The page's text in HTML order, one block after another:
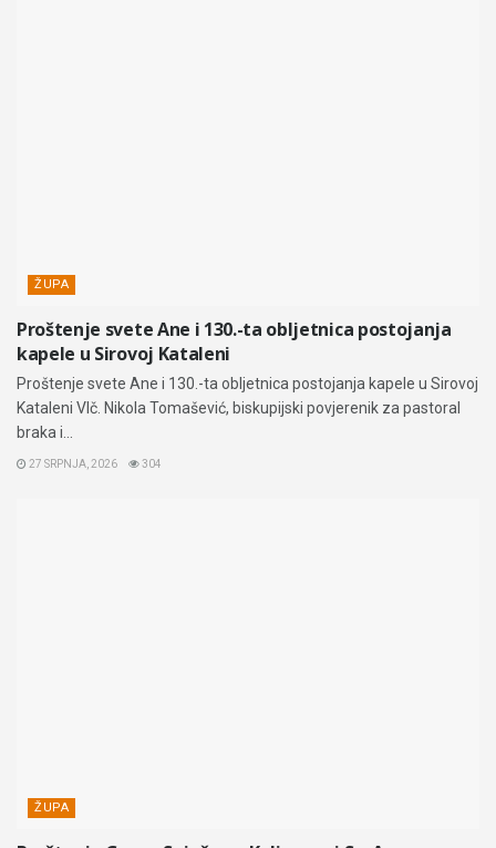
ŽUPA
Proštenje svete Ane i 130.-ta obljetnica postojanja
kapele u Sirovoj Kataleni
Proštenje svete Ane i 130.-ta obljetnica postojanja kapele u Sirovoj
Kataleni Vlč. Nikola Tomašević, biskupijski povjerenik za pastoral
braka i...
27 SRPNJA, 2026 304
ŽUPA